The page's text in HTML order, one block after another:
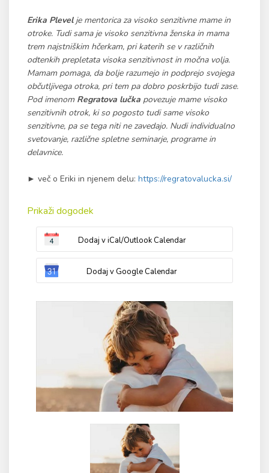
Erika Plevelje mentorica za visoko senzitivne mame in
otroke. Tudi sama je visoko senzitivna ženska in mama
trem najstniškim hčerkam, pri katerih se v različnih
odtenkih prepletata visoka senzitivnost in močna volja.
Mamam pomaga, da bolje razumejo in podprejo svojega
občutljivega otroka, pri tem pa dobro poskrbijo tudi zase.
Pod imenom Regratova lučka povezuje mame visoko
senzitivnih otrok, ki so pogosto tudi same visoko
senzitivne, pa se tega niti ne zavedajo. Nudi individualno
svetovanje, različne spletne seminarje, programe in
delavnice.
► več o Eriki in njenem delu: https://regratovalucka.si/
Prikaži dogodek
Dodaj v iCal/Outlook Calendar
Dodaj v Google Calendar